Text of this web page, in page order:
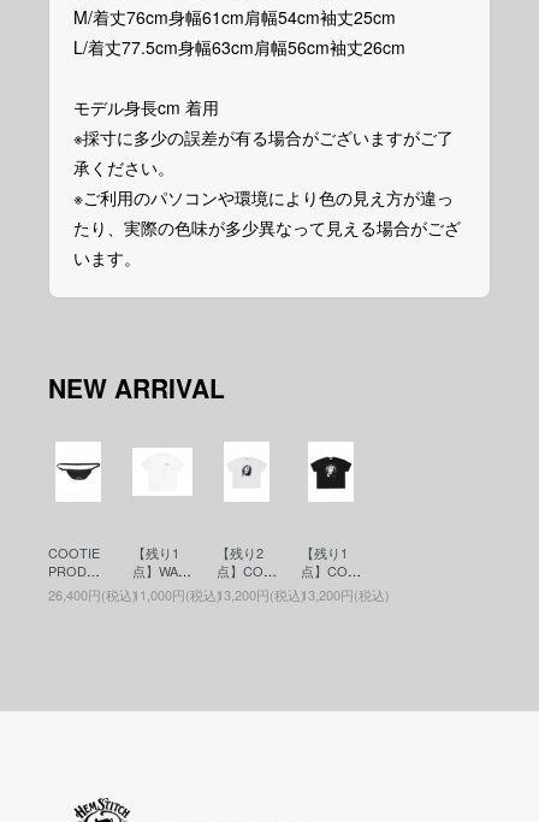
M/着丈76cm身幅61cm肩幅54cm袖丈25cm
L/着丈77.5cm身幅63cm肩幅56cm袖丈26cm
モデル身長cm 着用
※採寸に多少の誤差が有る場合がございますがご了
承ください。
※ご利用のパソコンや環境により色の見え方が違っ
たり、実際の色味が多少異なって見える場合がござ
います。
NEW ARRIVAL
COOTIE
PRODUC
TIONS(ク
ーティー)
26,400円(税込)
【残り1
点】WAC
KO MARI
A(ワコマ
T-SHIRT (
11,000円(税込)
【残り2
点】COO
TIE PRO
DUCTIO
S/S Tee)
13,200円(税込)
【残り1
点】COO
TIE PRO
DUCTIO
S/S Tee)
13,200円(税込)